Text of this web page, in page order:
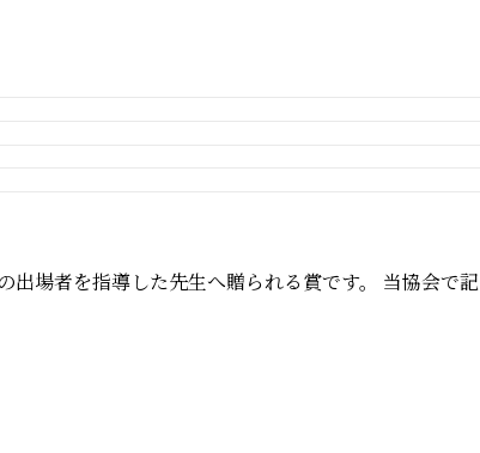
場者を指導した先生へ贈られる賞です。 当協会で記